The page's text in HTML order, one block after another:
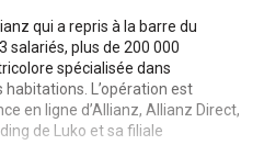
qui a repris à la barre du
salariés, plus de 200 000
spécialisée dans
habitations. L’opération est
en ligne d’Allianz, Allianz Direct,
de Luko et sa filiale